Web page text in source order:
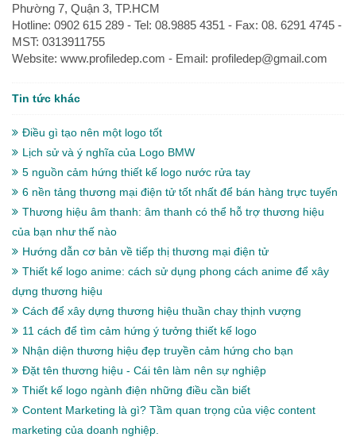
Phường 7, Quận 3, TP.HCM
Hotline: 0902 615 289 - Tel: 08.9885 4351 - Fax: 08. 6291 4745 -
MST: 0313911755
Website: www.profiledep.com - Email: profiledep@gmail.com
Tin tức khác
Điều gì tạo nên một logo tốt
Lịch sử và ý nghĩa của Logo BMW
5 nguồn cảm hứng thiết kế logo nước rửa tay
6 nền tảng thương mại điện tử tốt nhất để bán hàng trực tuyến
Thương hiệu âm thanh: âm thanh có thể hỗ trợ thương hiệu
của bạn như thế nào
Hướng dẫn cơ bản về tiếp thị thương mại điện tử
Thiết kế logo anime: cách sử dụng phong cách anime để xây
dựng thương hiệu
Cách để xây dựng thương hiệu thuần chay thịnh vượng
11 cách để tìm cảm hứng ý tưởng thiết kế logo
Nhận diện thương hiệu đẹp truyền cảm hứng cho bạn
Đặt tên thương hiệu - Cái tên làm nên sự nghiệp
Thiết kế logo ngành điện những điều cần biết
Content Marketing là gì? Tầm quan trọng của việc content
marketing của doanh nghiệp.